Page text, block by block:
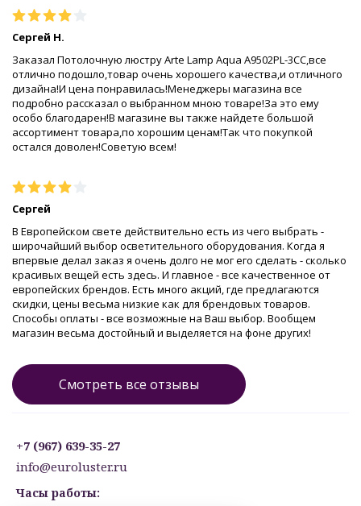
Сергей Н.
Заказал Потолочную люстру Arte Lamp Aqua A9502PL-3CC,все
отлично подошло,товар очень хорошего качества,и отличного
дизайна!И цена понравилась!Менеджеры магазина все
подробно рассказал о выбранном мною товаре!За это ему
особо благодарен!В магазине вы также найдете большой
ассортимент товара,по хорошим ценам!Так что покупкой
остался доволен!Советую всем!
Сергей
В Европейском свете действительно есть из чего выбрать -
широчайший выбор осветительного оборудования. Когда я
впервые делал заказ я очень долго не мог его сделать - сколько
красивых вещей есть здесь. И главное - все качественное от
европейских брендов. Есть много акций, где предлагаются
скидки, цены весьма низкие как для брендовых товаров.
Способы оплаты - все возможные на Ваш выбор. Вообщем
магазин весьма достойный и выделяется на фоне других!
Смотреть все отзывы
+7 (967) 639-35-27
info@euroluster.ru
Часы работы: